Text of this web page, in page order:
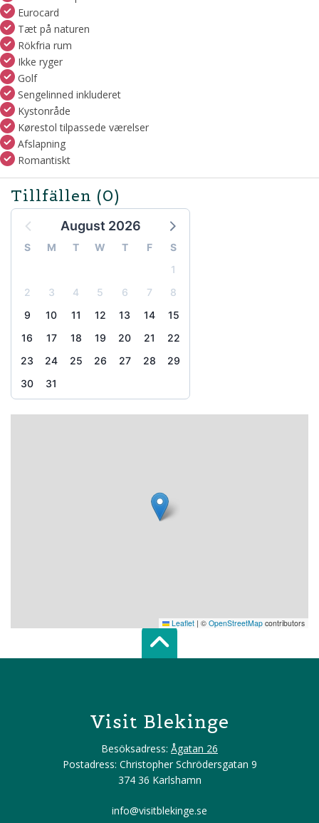
Eurocard
Tæt på naturen
Rökfria rum
Ikke ryger
Golf
Sengelinned inkluderet
Kystonråde
Kørestol tilpassede værelser
Afslapning
Romantiskt
Tillfällen (0)
August 2026
S M T W T F
S
1
2
3 4 5 6 7
8
9
10 11 12 13 14
15
16
17 18 19 20 21
22
23
24 25 26 27 28
29
30
31
Leaflet | © OpenStreetMap contributors
Scroll top of
Visit Blekinge
Besöksadress: Ågatan 26
Postadress: Christopher Schrödersgatan 9
374 36 Karlshamn
info@visitblekinge.se